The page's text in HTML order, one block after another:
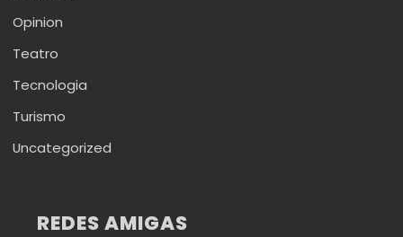
Opinion
Teatro
Tecnologia
Turismo
Uncategorized
REDES AMIGAS